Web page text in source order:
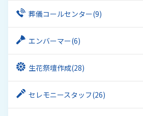
葬儀コールセンター(9)
エンバーマー(6)
生花祭壇作成(28)
セレモニースタッフ(26)